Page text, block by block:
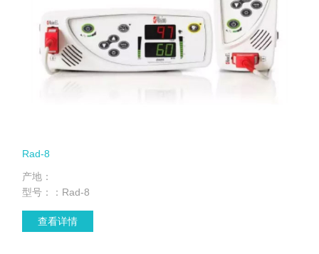
Rad-8
产地：
型号：：Rad-8
查看详情